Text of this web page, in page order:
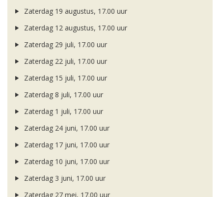
Zaterdag 19 augustus, 17.00 uur
Zaterdag 12 augustus, 17.00 uur
Zaterdag 29 juli, 17.00 uur
Zaterdag 22 juli, 17.00 uur
Zaterdag 15 juli, 17.00 uur
Zaterdag 8 juli, 17.00 uur
Zaterdag 1 juli, 17.00 uur
Zaterdag 24 juni, 17.00 uur
Zaterdag 17 juni, 17.00 uur
Zaterdag 10 juni, 17.00 uur
Zaterdag 3 juni, 17.00 uur
Zaterdag 27 mei, 17.00 uur